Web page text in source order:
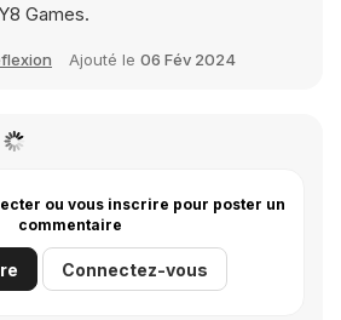
Games.
Ajouté le 06 Fév 2024
ou vous inscrire pour poster un
commentaire
Connectez-vous